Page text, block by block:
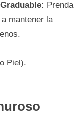
Prenda
mantener la
Piel).